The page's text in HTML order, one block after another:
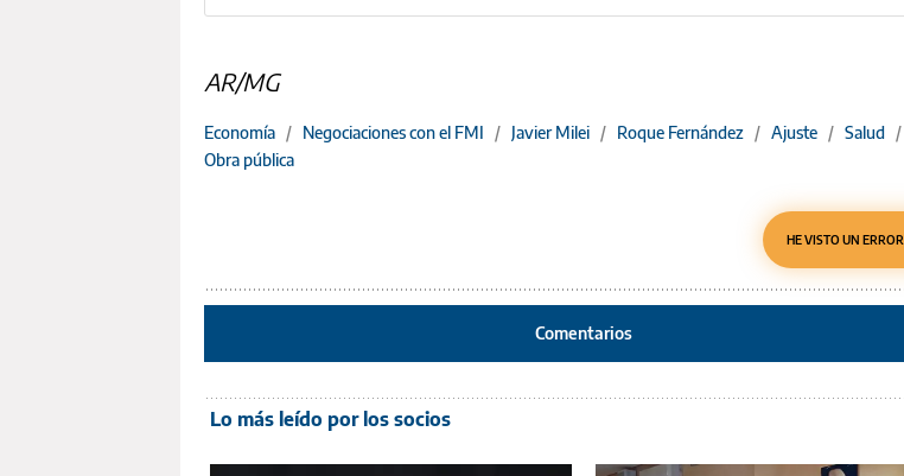
AR/MG
Economía / Negociaciones con el FMI / Javier Milei / Roque Fernández / Ajuste / Salud /
Obra pública
HE VISTO UN ERROR
Comentarios
Lo más leído por los socios